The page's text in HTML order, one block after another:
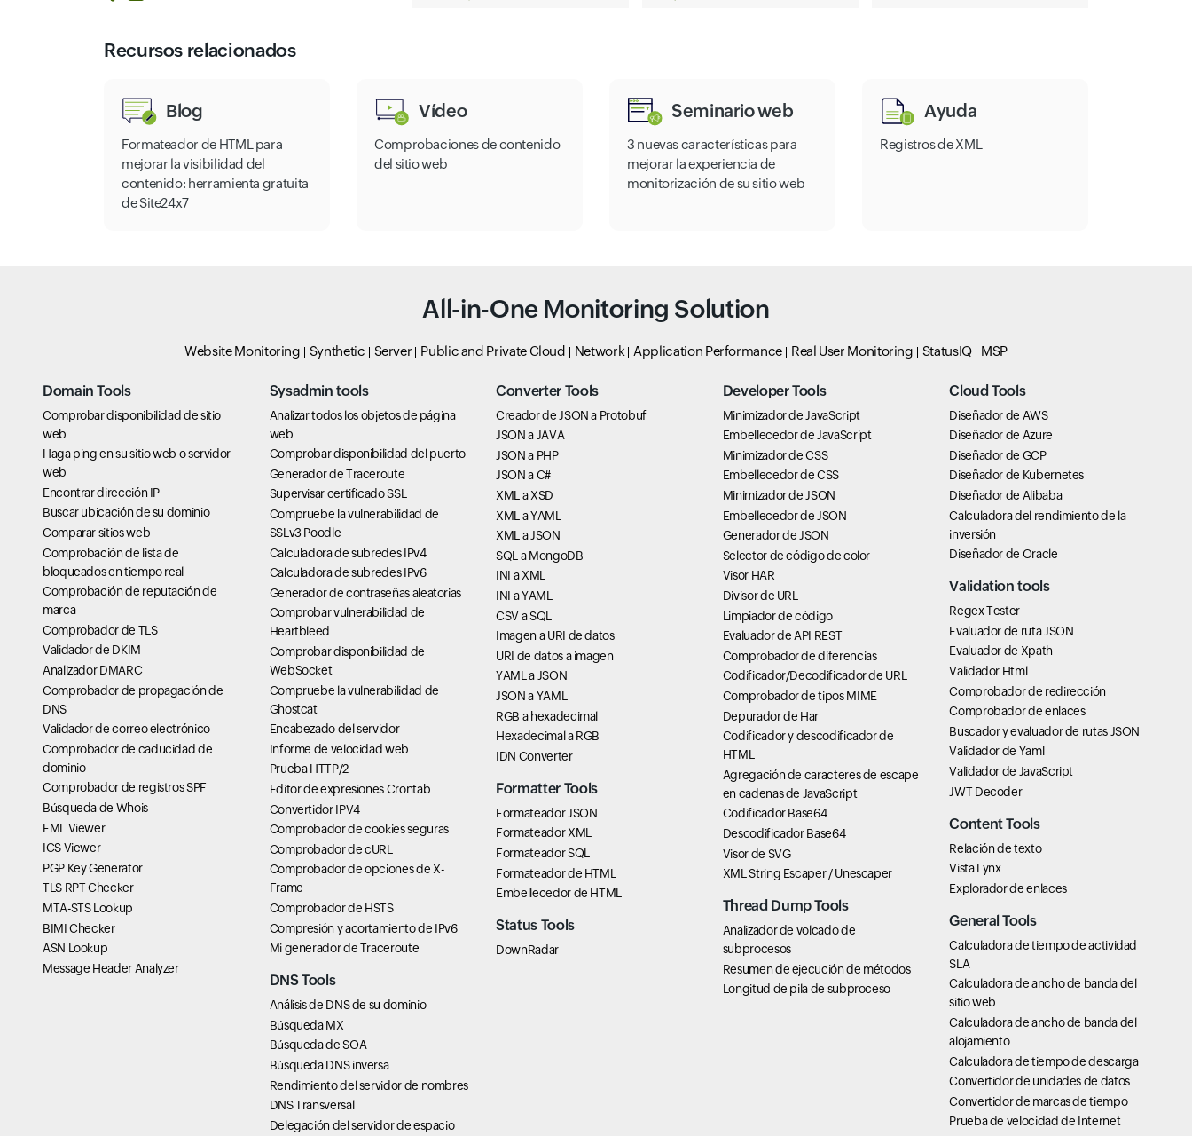
Recursos relacionados
Blog
Formateador de HTML para
mejorar la visibilidad del
contenido: herramienta gratuita
de Site24x7
Vídeo
Comprobaciones de contenido
del sitio web
Seminario web
3 nuevas características para
mejorar la experiencia de
monitorización de su sitio web
Ayuda
Registros de XML
All-in-One Monitoring Solution
Website Monitoring Synthetic Server Public and Private Cloud Network Application Performance Real User Monitoring StatusIQ MSP
Domain Tools
Comprobar disponibilidad de sitio
web
Haga ping en su sitio web o servidor
web
Encontrar dirección IP
Buscar ubicación de su dominio
Comparar sitios web
Comprobación de lista de
bloqueados en tiempo real
Comprobación de reputación de
marca
Comprobador de TLS
Validador de DKIM
Analizador DMARC
Comprobador de propagación de
DNS
Validador de correo electrónico
Comprobador de caducidad de
dominio
Comprobador de registros SPF
Búsqueda de Whois
EML Viewer
ICS Viewer
PGP Key Generator
TLS RPT Checker
MTA-STS Lookup
BIMI Checker
ASN Lookup
Message Header Analyzer
Sysadmin tools
Analizar todos los objetos de página
web
Comprobar disponibilidad del puerto
Generador de Traceroute
Supervisar certificado SSL
Compruebe la vulnerabilidad de
SSLv3 Poodle
Calculadora de subredes IPv4
Calculadora de subredes IPv6
Generador de contraseñas aleatorias
Comprobar vulnerabilidad de
Heartbleed
Comprobar disponibilidad de
WebSocket
Compruebe la vulnerabilidad de
Ghostcat
Encabezado del servidor
Informe de velocidad web
Prueba HTTP/2
Editor de expresiones Crontab
Convertidor IPV4
Comprobador de cookies seguras
Comprobador de cURL
Comprobador de opciones de X-
Frame
Comprobador de HSTS
Compresión y acortamiento de IPv6
Mi generador de Traceroute
DNS Tools
Análisis de DNS de su dominio
Búsqueda MX
Búsqueda de SOA
Búsqueda DNS inversa
Rendimiento del servidor de nombres
DNS Transversal
Delegación del servidor de espacio
Converter Tools
Creador de JSON a Protobuf
JSON a JAVA
JSON a PHP
JSON a C#
XML a XSD
XML a YAML
XML a JSON
SQL a MongoDB
INI a XML
INI a YAML
CSV a SQL
Imagen a URI de datos
URI de datos a imagen
YAML a JSON
JSON a YAML
RGB a hexadecimal
Hexadecimal a RGB
IDN Converter
Formatter Tools
Formateador JSON
Formateador XML
Formateador SQL
Formateador de HTML
Embellecedor de HTML
Status Tools
DownRadar
Developer Tools
Minimizador de JavaScript
Embellecedor de JavaScript
Minimizador de CSS
Embellecedor de CSS
Minimizador de JSON
Embellecedor de JSON
Generador de JSON
Selector de código de color
Visor HAR
Divisor de URL
Limpiador de código
Evaluador de API REST
Comprobador de diferencias
Codificador/Decodificador de URL
Comprobador de tipos MIME
Depurador de Har
Codificador y descodificador de
HTML
Agregación de caracteres de escape
en cadenas de JavaScript
Codificador Base64
Descodificador Base64
Visor de SVG
XML String Escaper / Unescaper
Thread Dump Tools
Analizador de volcado de
subprocesos
Resumen de ejecución de métodos
Longitud de pila de subproceso
Cloud Tools
Diseñador de AWS
Diseñador de Azure
Diseñador de GCP
Diseñador de Kubernetes
Diseñador de Alibaba
Calculadora del rendimiento de la
inversión
Diseñador de Oracle
Validation tools
Regex Tester
Evaluador de ruta JSON
Evaluador de Xpath
Validador Html
Comprobador de redirección
Comprobador de enlaces
Buscador y evaluador de rutas JSON
Validador de Yaml
Validador de JavaScript
JWT Decoder
Content Tools
Relación de texto
Vista Lynx
Explorador de enlaces
General Tools
Calculadora de tiempo de actividad
SLA
Calculadora de ancho de banda del
sitio web
Calculadora de ancho de banda del
alojamiento
Calculadora de tiempo de descarga
Convertidor de unidades de datos
Convertidor de marcas de tiempo
Prueba de velocidad de Internet